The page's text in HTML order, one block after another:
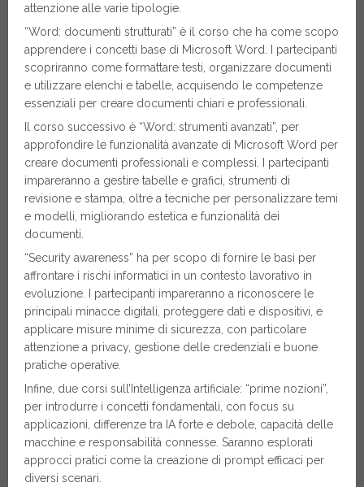
attenzione alle varie tipologie.
“Word: documenti strutturati” è il corso che ha come scopo
apprendere i concetti base di Microsoft Word. I partecipanti
scopriranno come formattare testi, organizzare documenti
e utilizzare elenchi e tabelle, acquisendo le competenze
essenziali per creare documenti chiari e professionali.
Il corso successivo è “Word: strumenti avanzati”, per
approfondire le funzionalità avanzate di Microsoft Word per
creare documenti professionali e complessi. I partecipanti
impareranno a gestire tabelle e grafici, strumenti di
revisione e stampa, oltre a tecniche per personalizzare temi
e modelli, migliorando estetica e funzionalità dei
documenti.
“Security awareness” ha per scopo di fornire le basi per
affrontare i rischi informatici in un contesto lavorativo in
evoluzione. I partecipanti impareranno a riconoscere le
principali minacce digitali, proteggere dati e dispositivi, e
applicare misure minime di sicurezza, con particolare
attenzione a privacy, gestione delle credenziali e buone
pratiche operative.
Infine, due corsi sull’Intelligenza artificiale: “prime nozioni”,
per introdurre i concetti fondamentali, con focus su
applicazioni, differenze tra IA forte e debole, capacità delle
macchine e responsabilità connesse. Saranno esplorati
approcci pratici come la creazione di prompt efficaci per
diversi scenari.